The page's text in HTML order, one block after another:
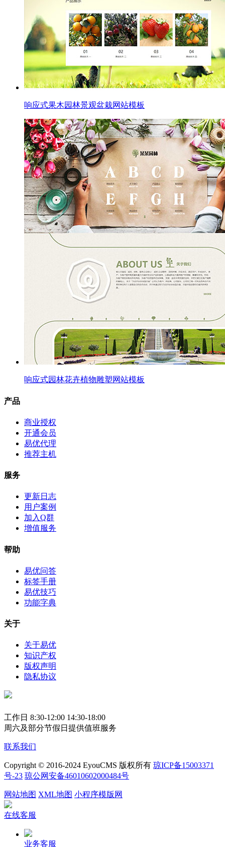
响应式果木园林景观盆栽网站模板
响应式园林花卉植物雕塑网站模板
产品
商业授权
开通会员
易优代理
推荐主机
服务
更新日志
用户案例
加入Q群
增值服务
帮助
易优问答
标签手册
易优技巧
功能字典
关于
关于易优
知识产权
版权声明
隐私协议
工作日 8:30-12:00 14:30-18:00
周六及部分节假日提供值班服务
联系我们
Copyright © 2016-2024 EyouCMS 版权所有 琼ICP备15003371
号-23 琼公网安备46010602000484号
网站地图 XML地图 小程序模版网
在线客服
业务客服